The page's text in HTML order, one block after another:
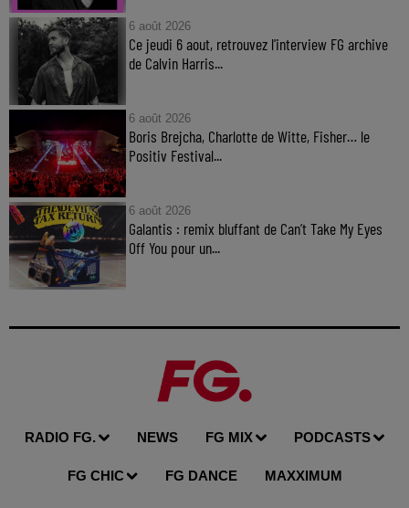
6 août 2026
Ce jeudi 6 aout, retrouvez l'interview FG archive
de Calvin Harris...
6 août 2026
Boris Brejcha, Charlotte de Witte, Fisher… le
Positiv Festival...
6 août 2026
Galantis : remix bluffant de Can’t Take My Eyes
Off You pour un...
RADIO FG. NEWS FG MIX PODCASTS
FG CHIC FG DANCE MAXXIMUM